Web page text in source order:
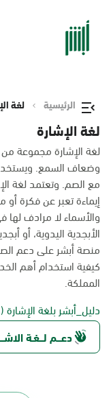
الرئيسية لغة
لغة الإشارة
لغة الإشارة مجموعة من
وضعاف السمع.
مع الصم. وتعتمد لغة
إيماءة تعبر عن فكرة
والأسماء لا مرادف
الأبجدية اليدوية، أو
منصة أبشر على دعم
كيفية استخدام أهم
المملكة.
دليل_أبشر بلغة الإشارة
دعـــم لـــغـة